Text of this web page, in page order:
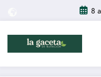
contenido
8